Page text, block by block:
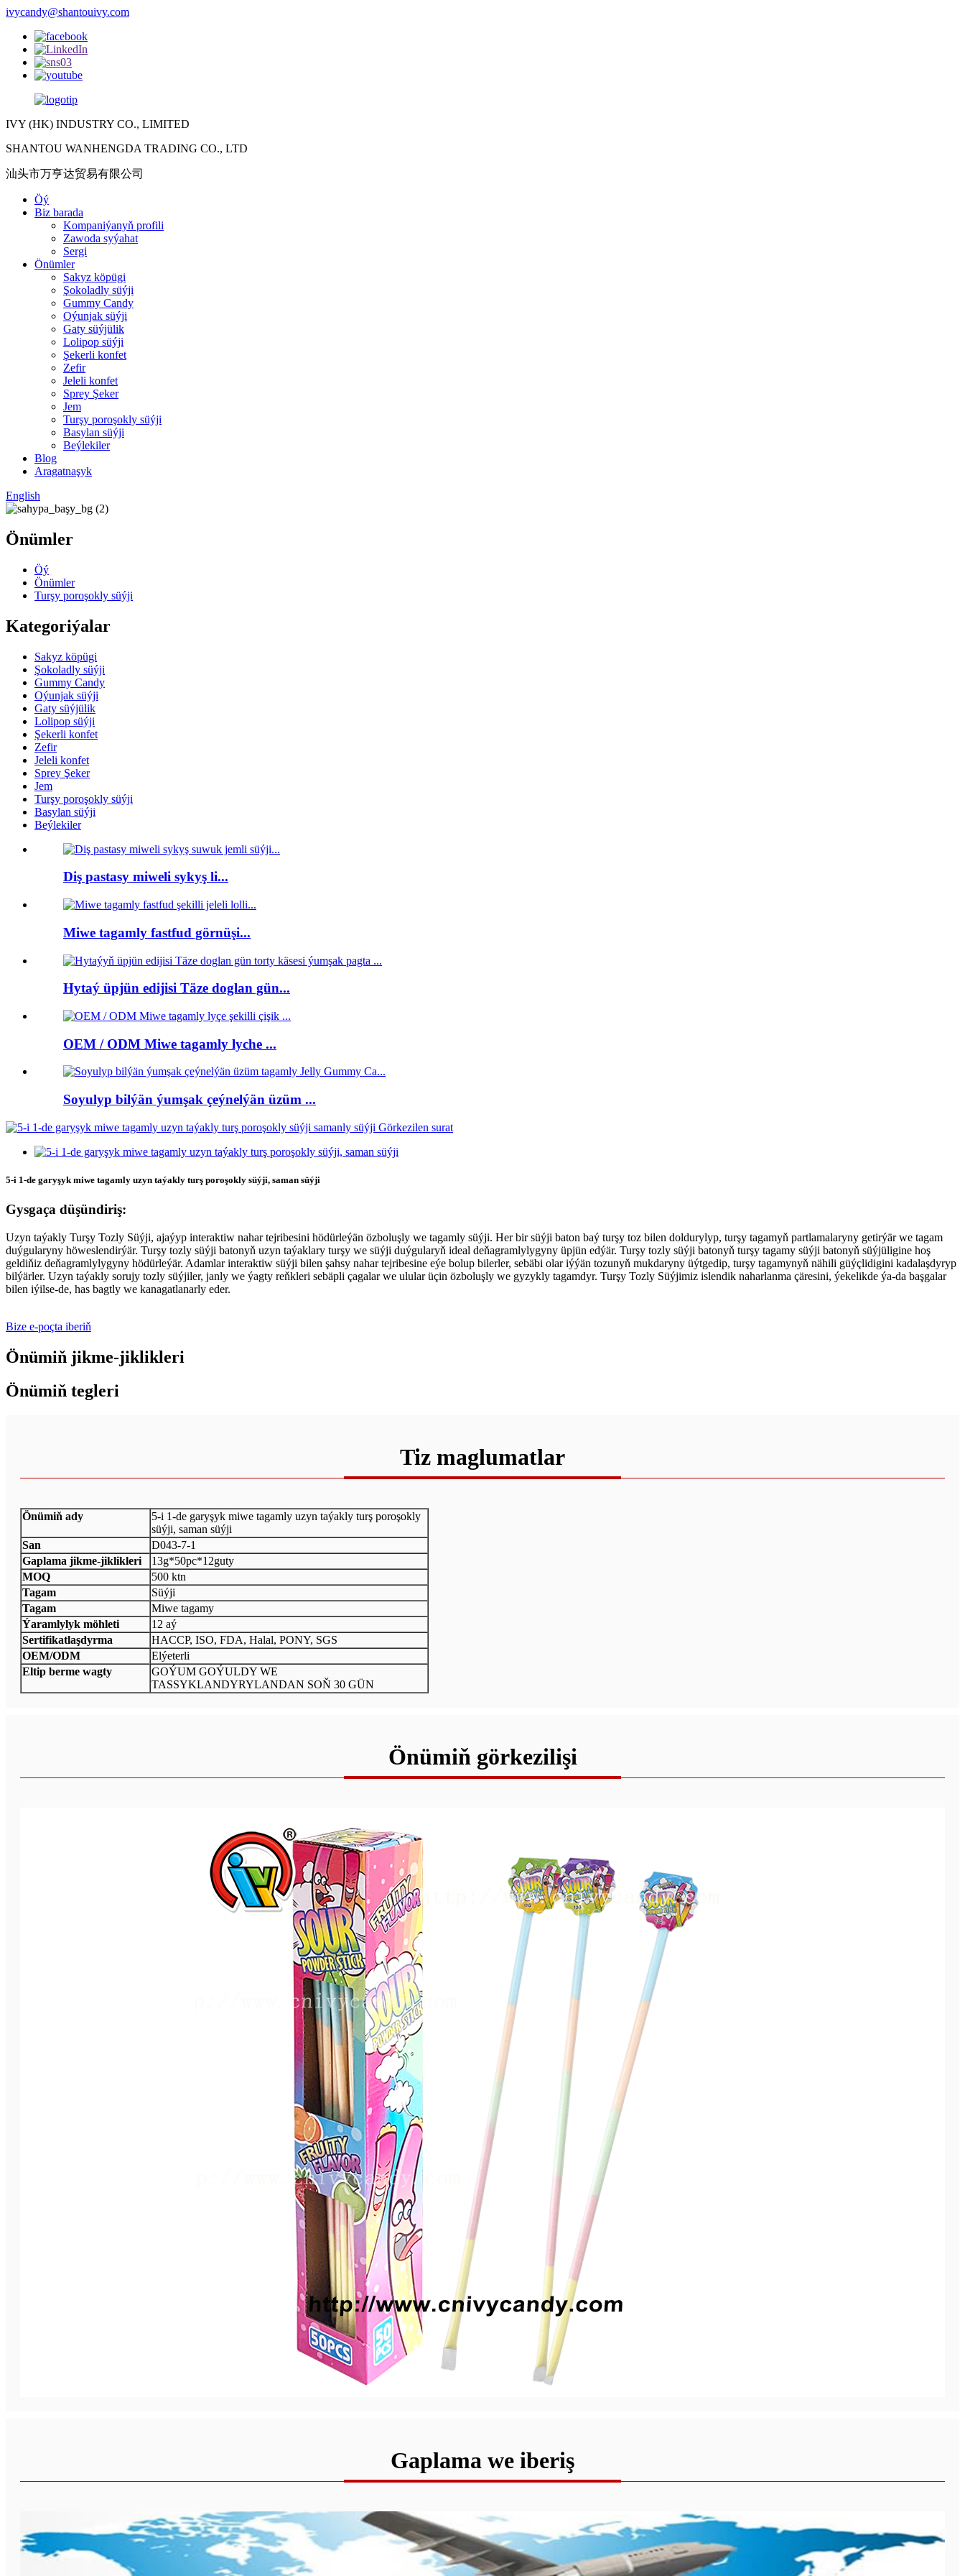
ivycandy@shantouivy.com
IVY (HK) INDUSTRY CO., LIMITED
SHANTOU WANHENGDA TRADING CO., LTD
汕头市万亨达贸易有限公司
Öý
Biz barada
Kompaniýanyň profili
Zawoda syýahat
Sergi
Önümler
Sakyz köpügi
Şokoladly süýji
Gummy Candy
Oýunjak süýji
Gaty süýjülik
Lolipop süýji
Şekerli konfet
Zefir
Jeleli konfet
Sprey Şeker
Jem
Turşy poroşokly süýji
Basylan süýji
Beýlekiler
Blog
Aragatnaşyk
English
Önümler
Öý
Önümler
Turşy poroşokly süýji
Kategoriýalar
Sakyz köpügi
Şokoladly süýji
Gummy Candy
Oýunjak süýji
Gaty süýjülik
Lolipop süýji
Şekerli konfet
Zefir
Jeleli konfet
Sprey Şeker
Jem
Turşy poroşokly süýji
Basylan süýji
Beýlekiler
Diş pastasy miweli sykyş li...
Miwe tagamly fastfud görnüşi...
Hytaý üpjün edijisi Täze doglan gün...
OEM / ODM Miwe tagamly lyche ...
Soyulyp bilýän ýumşak çeýnelýän üzüm ...
5-i 1-de garyşyk miwe tagamly uzyn taýakly turş poroşokly süýji, saman süýji
Gysgaça düşündiriş:
Uzyn taýakly Turşy Tozly Süýji, ajaýyp interaktiw nahar tejribesini hödürleýän özboluşly we tagamly süýji. Her bir süýji baton baý turşy toz bilen doldurylyp, turşy tagamyň partlamalaryny getirýär we tagam
duýgularyny höweslendirýär. Turşy tozly süýji batonyň uzyn taýaklary turşy we süýji duýgularyň ideal deňagramlylygyny üpjün edýär. Turşy tozly süýji batonyň turşy tagamy süýji batonyň süýjüligine hoş
geldiňiz deňagramlylygyny hödürleýär. Adamlar interaktiw süýji bilen şahsy nahar tejribesine eýe bolup bilerler, sebäbi olar iýýän tozunyň mukdaryny üýtgedip, turşy tagamynyň nähili güýçlidigini kadalaşdyryp
bilýärler. Uzyn taýakly sorujy tozly süýjiler, janly we ýagty reňkleri sebäpli çagalar we ulular üçin özboluşly we gyzykly tagamdyr. Turşy Tozly Süýjimiz islendik naharlanma çäresini, ýekelikde ýa-da başgalar
bilen iýilse-de, has bagtly we kanagatlanarly eder.
Bize e-poçta iberiň
Önümiň jikme-jiklikleri
Önümiň tegleri
Tiz maglumatlar
Önümiň ady
5-i 1-de garyşyk miwe tagamly uzyn taýakly turş poroşokly
süýji, saman süýji
San
D043-7-1
Gaplama jikme-jiklikleri
13g*50pc*12guty
MOQ
500 ktn
Tagam
Süýji
Tagam
Miwe tagamy
Ýaramlylyk möhleti
12 aý
Sertifikatlaşdyrma
HACCP, ISO, FDA, Halal, PONY, SGS
OEM/ODM
Elýeterli
Eltip berme wagty
GOÝUM GOÝULDY WE
TASSYKLANDYRYLANDAN SOŇ 30 GÜN
Önümiň görkezilişi
Gaplama we iberiş